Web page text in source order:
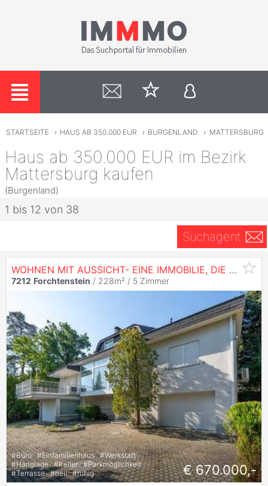
STARTSEITE › HAUS AB 350.000 EUR › BURGENLAND › MATTERSBURG
Haus ab 350.000 EUR im Bezirk
Mattersburg kaufen
(Burgenland)
1 bis 12 von 38
Suchagent
WOHNEN MIT AUSSICHT- EINE IMMOBILIE, DIE BEGEISTERT!
7212 Forchtenstein / 228m² / 5 Zimmer
#Büro #Einfamilienhaus #Werkstatt
#Hanglage #Keller #Parkmöglichkeit
#Terrasse #hell #ruhig € 670.000,-